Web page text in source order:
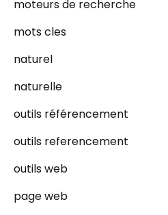
moteurs de recherche
mots cles
naturel
naturelle
outils référencement
outils referencement
outils web
page web